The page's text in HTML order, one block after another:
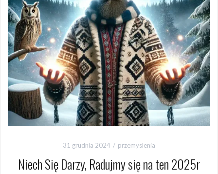
31 grudnia 2024 przemyslenia
Niech Się Darzy, Radujmy się na ten 2025r